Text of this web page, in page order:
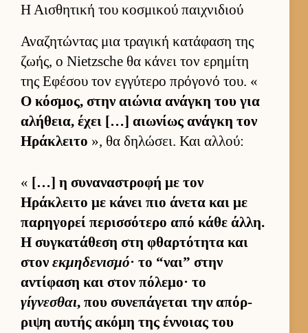
Η Αισθητική του κοσμικού παιχνιδιού
Αναζητώντας μια τραγική κατάφαση της
ζωής, ο Nietzsche θα κάνει τον ερημίτη
της Εφέσου τον εγ­γύτερο πρόγονό του. «
Ο κόσμος, στην αιώνια ανάγκη του για
αλήθεια, έχει […] αιω­νίως ανάγκη τον
Ηράκλειτο », θα δηλώσει. Και αλ­λού:
« […] η συναναστροφή με τον
Ηράκλειτο με κάνει πιο άνετα και με
παρηγορεί περισ­σότερο από κάθε άλ­λη.
Η συγκατάθεση στη φθαρ­τότητα και
στον εκμηδενισμό· το “ναι” στην
αντίφαση και στον πόλεμο· το
γίγνεσθαι, που συνεπάγεται την απόρ­
ριψη αυ­τής ακόμη της έν­νοιας του